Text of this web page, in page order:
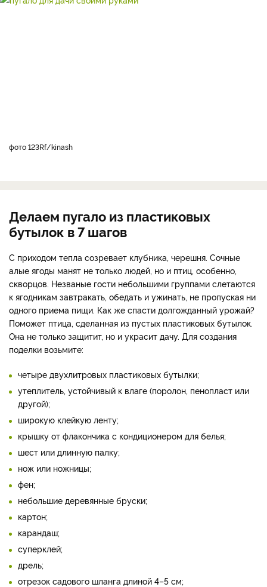
фото 123Rf/kinash
Делаем пугало из пластиковых
бутылок в 7 шагов
С приходом тепла созревает клубника, черешня. Сочные
алые ягоды манят не только людей, но и птиц, особенно,
скворцов. Незваные гости небольшими группами слетаются
к ягодникам завтракать, обедать и ужинать, не пропуская ни
одного приема пищи. Как же спасти долгожданный урожай?
Поможет птица, сделанная из пустых пластиковых бутылок.
Она не только защитит, но и украсит дачу. Для создания
поделки возьмите:
четыре двухлитровых пластиковых бутылки;
утеплитель, устойчивый к влаге (поролон, пенопласт или
другой);
широкую клейкую ленту;
крышку от флакончика с кондиционером для белья;
шест или длинную палку;
нож или ножницы;
фен;
небольшие деревянные бруски;
картон;
карандаш;
суперклей;
дрель;
отрезок садового шланга длиной 4–5 см;